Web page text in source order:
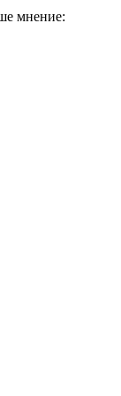
мнение: